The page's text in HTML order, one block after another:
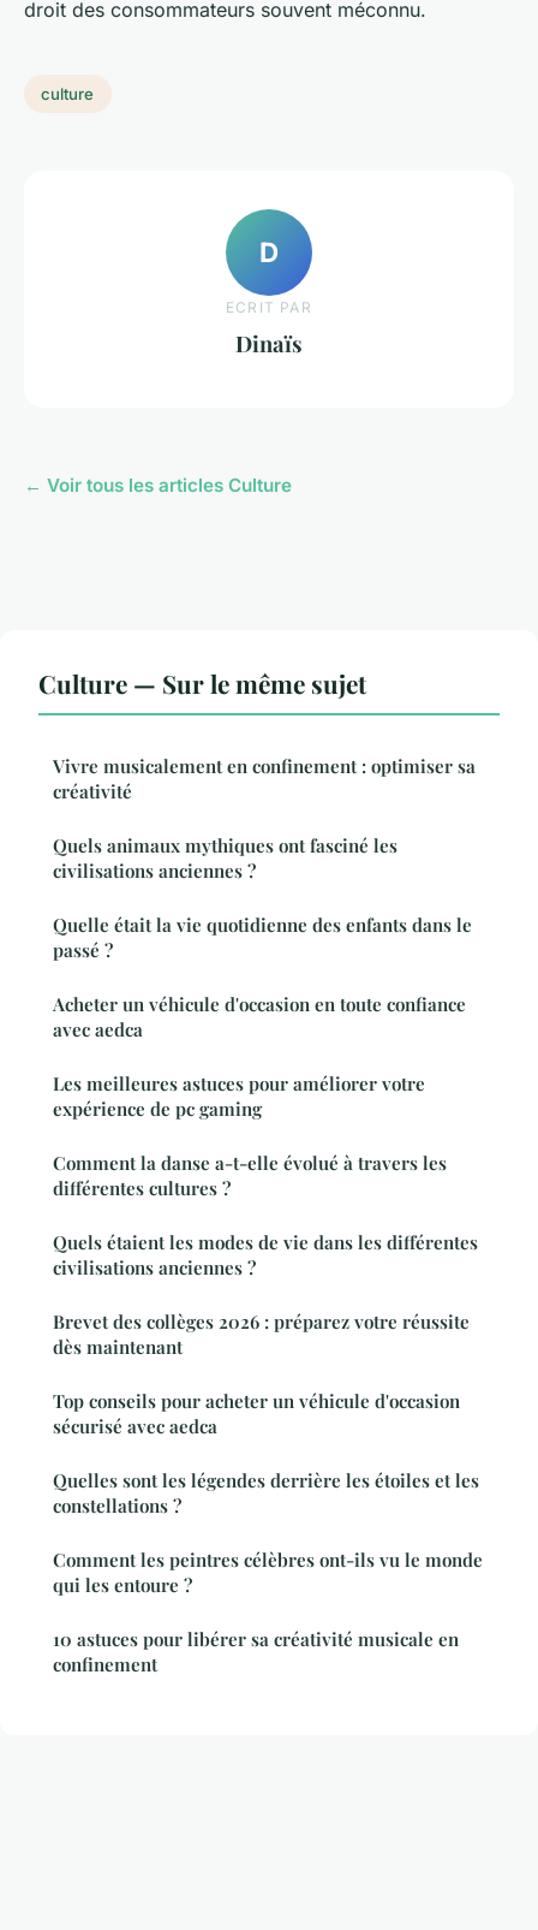
droit des consommateurs souvent méconnu.
culture
D
ECRIT PAR
Dinaïs
← Voir tous les articles Culture
Culture — Sur le même sujet
Vivre musicalement en confinement : optimiser sa
créativité
Quels animaux mythiques ont fasciné les
civilisations anciennes ?
Quelle était la vie quotidienne des enfants dans le
passé ?
Acheter un véhicule d'occasion en toute confiance
avec aedca
Les meilleures astuces pour améliorer votre
expérience de pc gaming
Comment la danse a-t-elle évolué à travers les
différentes cultures ?
Quels étaient les modes de vie dans les différentes
civilisations anciennes ?
Brevet des collèges 2026 : préparez votre réussite
dès maintenant
Top conseils pour acheter un véhicule d'occasion
sécurisé avec aedca
Quelles sont les légendes derrière les étoiles et les
constellations ?
Comment les peintres célèbres ont-ils vu le monde
qui les entoure ?
10 astuces pour libérer sa créativité musicale en
confinement